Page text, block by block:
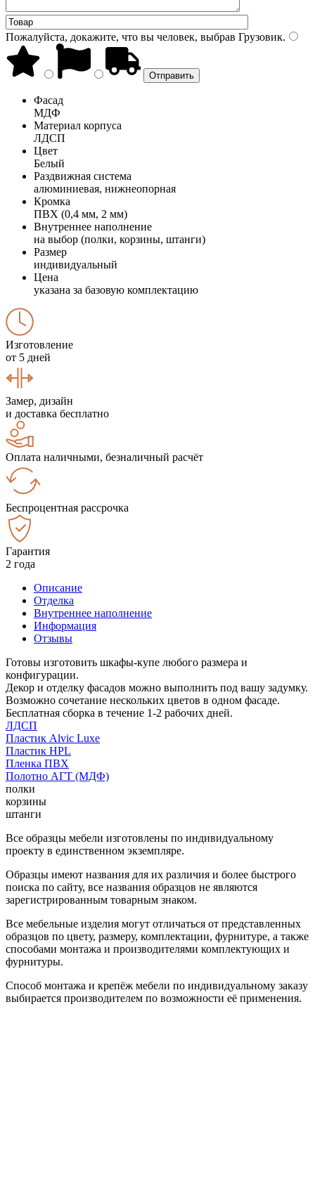
Пожалуйста, докажите, что вы человек, выбрав Грузовик.
Фасад
МДФ
Материал корпуса
ЛДСП
Цвет
Белый
Раздвижная система
алюминиевая, нижнеопорная
Кромка
ПВХ (0,4 мм, 2 мм)
Внутреннее наполнение
на выбор (полки, корзины, штанги)
Размер
индивидуальный
Цена
указана за базовую комплектацию
Изготовление
от 5 дней
Замер, дизайн
и доставка бесплатно
Оплата наличными, безналичный расчёт
Беспроцентная рассрочка
Гарантия
2 года
Описание
Отделка
Внутреннее наполнение
Информация
Отзывы
Готовы изготовить шкафы-купе любого размера и
конфигурации.
Декор и отделку фасадов можно выполнить под вашу задумку.
Возможно сочетание нескольких цветов в одном фасаде.
Бесплатная сборка в течение 1-2 рабочих дней.
ЛДСП
Пластик Alvic Luxe
Пластик HPL
Пленка ПВХ
Полотно АГТ (МДФ)
полки
корзины
штанги
Все образцы мебели изготовлены по индивидуальному
проекту в единственном экземпляре.
Образцы имеют названия для их различия и более быстрого
поиска по сайту, все названия образцов не являются
зарегистрированным товарным знаком.
Все мебельные изделия могут отличаться от представленных
образцов по цвету, размеру, комплектации, фурнитуре, а также
способами монтажа и производителями комплектующих и
фурнитуры.
Способ монтажа и крепёж мебели по индивидуальному заказу
выбирается производителем по возможности её применения.